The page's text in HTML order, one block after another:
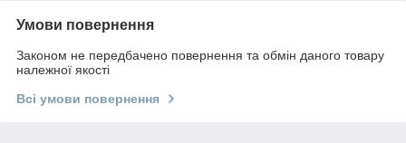
Умови повернення
Законом не передбачено повернення та обмін даного товару
належної якості
Всі умови повернення